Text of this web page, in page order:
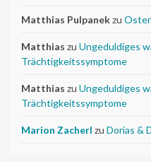
Matthias Pulpanekzu
Matthias zu Ungeduldiges
Trächtigkeitssymptome
Matthias zu Ungeduldiges
Trächtigkeitssymptome
Marion Zacherl zu Dorias &